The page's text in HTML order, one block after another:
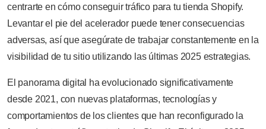
centrarte en cómo conseguir tráfico para tu tienda Shopify.
Levantar el pie del acelerador puede tener consecuencias
adversas, así que asegúrate de trabajar constantemente en la
visibilidad de tu sitio utilizando las últimas 2025 estrategias.
El panorama digital ha evolucionado significativamente
desde 2021, con nuevas plataformas, tecnologías y
comportamientos de los clientes que han reconfigurado la